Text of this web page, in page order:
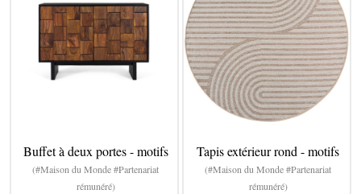
Buffet à deux portes - motifs
(#Maison du Monde #Partenariat
rémunéré)
Tapis extérieur rond - motifs
(#Maison du Monde #Partenariat
rémunéré)